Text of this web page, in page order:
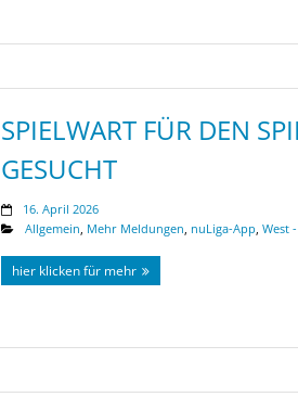
SPIELWART FÜR DEN
GESUCHT
16. April 2026
Allgemein, Mehr Meldungen, nuLiga-App,West
hier klicken für mehr